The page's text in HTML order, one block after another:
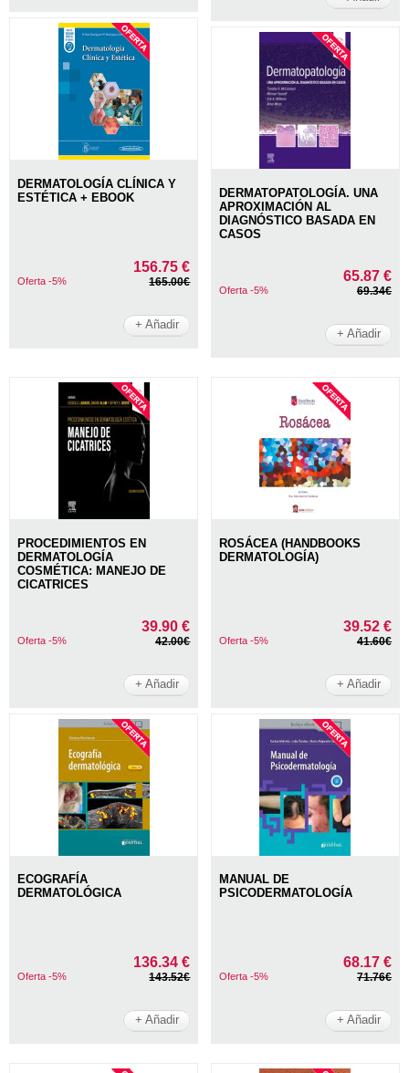
DERMATOLOGÍA CLÍNICA Y
ESTÉTICA + EBOOK
156.75 €
Oferta -5% 165.00€
+ Añadir
DERMATOPATOLOGÍA. UNA
APROXIMACIÓN AL
DIAGNÓSTICO BASADA EN
CASOS
65.87 €
Oferta -5% 69.34€
+ Añadir
PROCEDIMIENTOS EN
DERMATOLOGÍA
COSMÉTICA: MANEJO DE
CICATRICES
39.90 €
Oferta -5% 42.00€
+ Añadir
ROSÁCEA (HANDBOOKS
DERMATOLOGÍA)
39.52 €
Oferta -5% 41.60€
+ Añadir
ECOGRAFÍA
DERMATOLÓGICA
136.34 €
Oferta -5% 143.52€
+ Añadir
MANUAL DE
PSICODERMATOLOGÍA
68.17 €
Oferta -5% 71.76€
+ Añadir